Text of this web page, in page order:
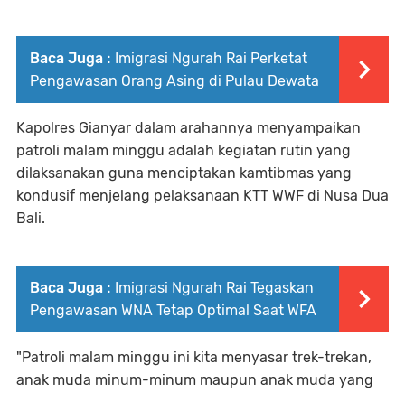
Baca Juga : Imigrasi Ngurah Rai Perketat
Pengawasan Orang Asing di Pulau Dewata
Kapolres Gianyar dalam arahannya menyampaikan
patroli malam minggu adalah kegiatan rutin yang
dilaksanakan guna menciptakan kamtibmas yang
kondusif menjelang pelaksanaan KTT WWF di Nusa Dua
Bali.
Baca Juga : Imigrasi Ngurah Rai Tegaskan
Pengawasan WNA Tetap Optimal Saat WFA
"Patroli malam minggu ini kita menyasar trek-trekan,
anak muda minum-minum maupun anak muda yang